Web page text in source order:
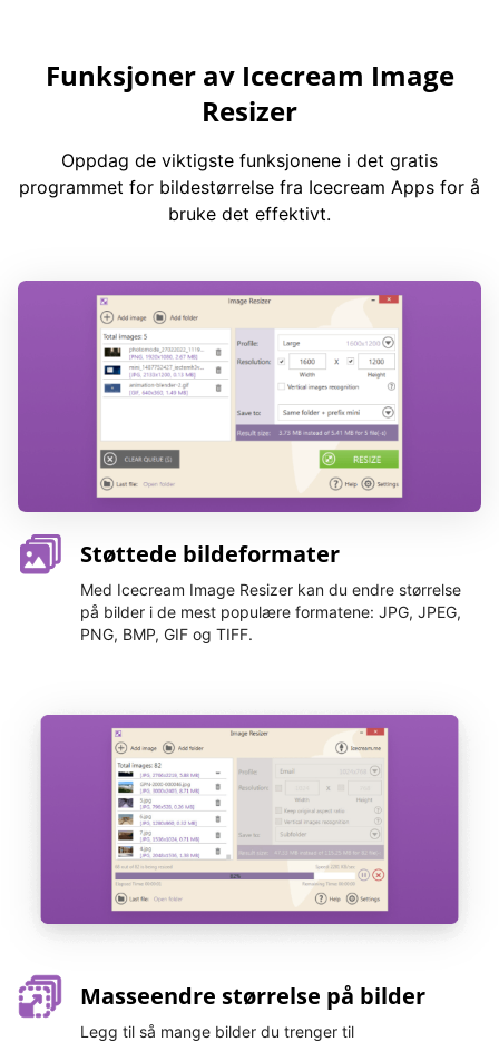
Funksjoner av Icecream Image
Resizer
Oppdag de viktigste funksjonene i det gratis
programmet for bildestørrelse fra Icecream Apps for å
bruke det effektivt.
Støttede bildeformater
Med Icecream Image Resizer kan du endre størrelse
på bilder i de mest populære formatene: JPG, JPEG,
PNG, BMP, GIF og TIFF.
Masseendre størrelse på bilder
Legg til så mange bilder du trenger til